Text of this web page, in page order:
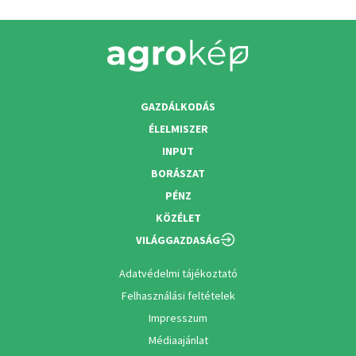
GAZDÁLKODÁS
ÉLELMISZER
INPUT
BORÁSZAT
PÉNZ
KÖZÉLET
VILÁGGAZDASÁG
Adatvédelmi tájékoztató
Felhasználási feltételek
Impresszum
Médiaajánlat